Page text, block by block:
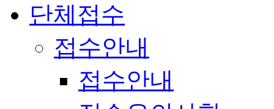
단체접수
접수안내
접수안내